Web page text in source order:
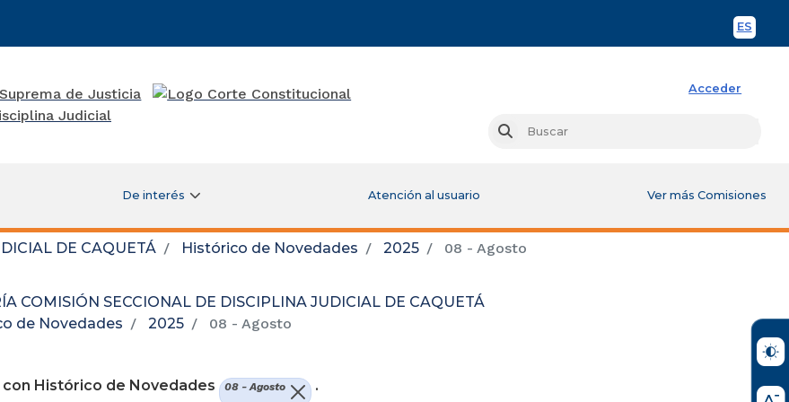
ES
Acceder
Buscar
De interés Atención al usuario Ver más Comisiones
DE CAQUETÁ Histórico de Novedades 2025 08 - Agosto
COMISIÓN SECCIONAL DE DISCIPLINA JUDICIAL DE CAQUETÁ
de Novedades
2025 08 - Agosto
nueva ventana)
Histórico de Novedades
08 - Agosto .